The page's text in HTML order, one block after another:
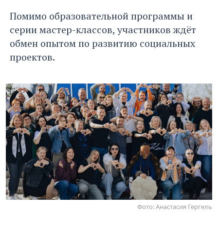
Помимо образовательной программы и
серии мастер-классов, участников ждёт
обмен опытом по развитию социальных
проектов.
Фото: Анастасия Гергель